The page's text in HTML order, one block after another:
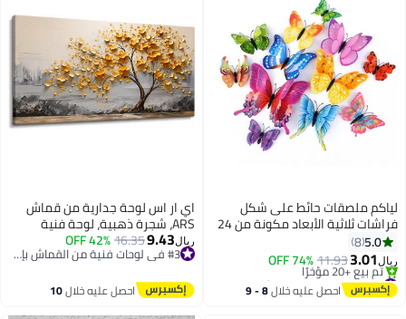
لياكم ملصقات حائط على شكل
فراشات ثلاثية الأبعاد مكونة من 24
قطعة، مجموعة ملصقات حائط
مزخرفة على شكل فراشات ثلاثية
الأبعاد متعددة الألوان لتزيين
الحفلات مع مغناطيس، لتزيين أعياد
الميلاد على شكل فراشات وديكورات
5.0
8
ريال3.01
11.93
74% OFF
#8 في ملصق جدارية حائط
تم بيع +20 مؤخرًا
#8 في ملصق جدارية حائط
احصل عليه خلال 8 - 9
اي ار اس لوحة جدارية من قماش
ARS، شجرة ذهبية، لوحة فنية
حديثة لشجرة مزهرة صفراء ذات
ملمس مميز، مطبوعة على قماش
المعيشة والمنزل.
ريال9.43
16.35
42% OFF
#3 في لوحات فنية من القماش بإطار
احصل عليه خلال10